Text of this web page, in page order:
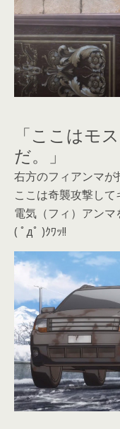
「ここはモ
だ。」
右方のフィアンマが
ここは奇襲攻撃して
電気（フィ）アンマ
( ﾟдﾟ )ｸﾜｯ!!